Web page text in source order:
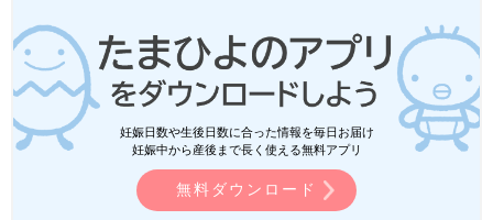
妊娠日数や生後日数に合った情報を毎日お届け
妊娠中から産後まで長く使える無料アプリ
無料ダウンロード